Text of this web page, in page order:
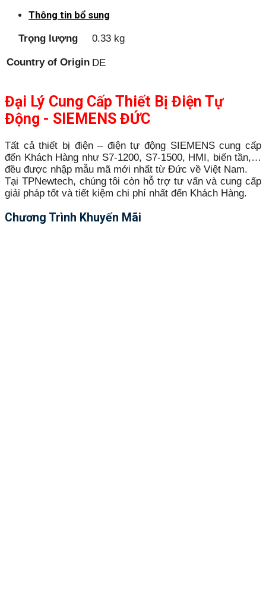
Thông tin bổ sung
Trọng lượng 0.33 kg
Country of Origin DE
Đại Lý Cung Cấp Thiết Bị Điện Tự
Động - SIEMENS ĐỨC
Tất cả thiết bị điện – điện tự động SIEMENS cung cấp
đến Khách Hàng như S7-1200, S7-1500, HMI, biến tần,…
đều được nhập mẫu mã mới nhất từ Đức về Việt Nam.
Tại TPNewtech, chúng tôi còn hỗ trợ tư vấn và cung cấp
giải pháp tốt và tiết kiệm chi phí nhất đến Khách Hàng.
Chương Trình Khuyến Mãi